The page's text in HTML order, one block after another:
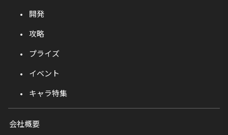
開発
攻略
プライズ
イベント
キャラ特集
会社概要